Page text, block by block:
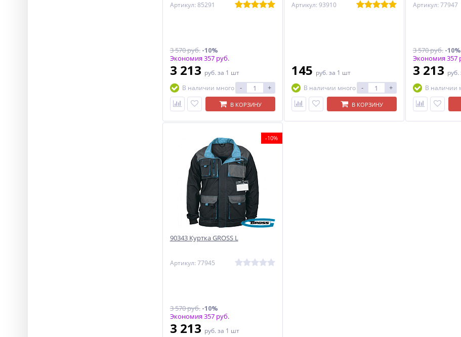
Артикул: 85291
3 570 руб.-10%
Экономия 357 руб.
3 213 руб. за 1 шт
В наличии много
- +
В КОРЗИНУ
Артикул: 93910
145 руб. за 1 шт
В наличии много
- +
В КОРЗИНУ
Артикул: 77947
3 570 руб.-10%
Экономия 357
3 213 руб.
В наличии
-10%
90343 Куртка GROSS L
Артикул: 77945
3 570 руб.-10%
Экономия 357 руб.
3 213 руб. за 1 шт